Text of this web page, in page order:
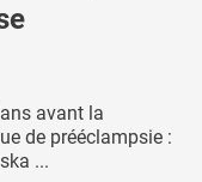
avant la
de prééclampsie :
...